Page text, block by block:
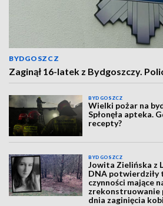
BYDGOSZCZ
Zaginął 16-latek z Bydgoszczy.
BYDGOSZCZ
Wielki pożar na
Spłonęła apteka.
recepty?
BYDGOSZCZ
Jowita Zielińska z
DNA potwierdziły
czynności mające
zrekonstruowanie
dnia zaginięcia